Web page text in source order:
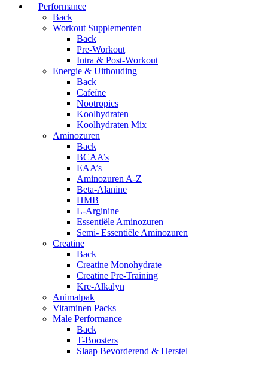
Performance
Back
Workout Supplementen
Back
Pre-Workout
Intra & Post-Workout
Energie & Uithouding
Back
Cafeïne
Nootropics
Koolhydraten
Koolhydraten Mix
Aminozuren
Back
BCAA’s
EAA’s
Aminozuren A-Z
Beta-Alanine
HMB
L-Arginine
Essentiële Aminozuren
Semi- Essentiële Aminozuren
Creatine
Back
Creatine Monohydrate
Creatine Pre-Training
Kre-Alkalyn
Animalpak
Vitaminen Packs
Male Performance
Back
T-Boosters
Slaap Bevorderend & Herstel